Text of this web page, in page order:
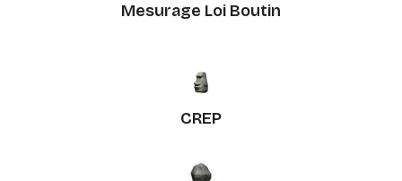
Mesurage Loi Boutin
CREP